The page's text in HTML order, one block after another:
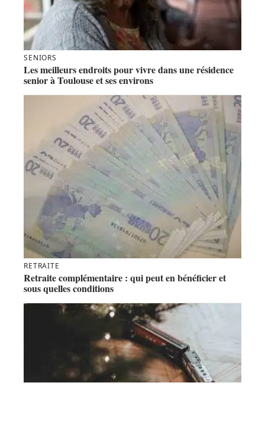
SENIORS
Les meilleurs endroits pour vivre dans une résidence
senior à Toulouse et ses environs
RETRAITE
Retraite complémentaire : qui peut en bénéficier et
sous quelles conditions